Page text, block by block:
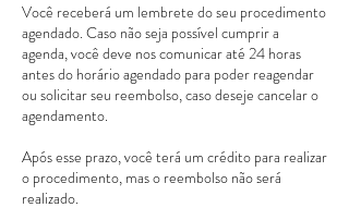
Você receberá um lembrete do seu procedimento
agendado. Caso não seja possível cumprir a
agenda, você deve nos comunicar até 24 horas
antes do horário agendado para poder reagendar
ou solicitar seu reembolso, caso deseje cancelar o
agendamento.
Após esse prazo, você terá um crédito para realizar
o procedimento, mas o reembolso não será
realizado.